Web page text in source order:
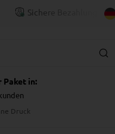
Sichere Bezahlung
Paket in:
Druck